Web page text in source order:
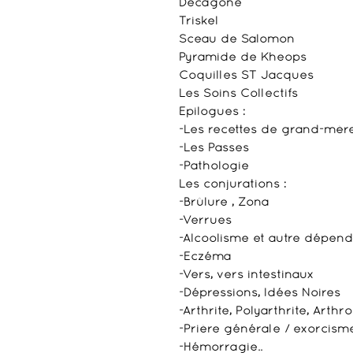
Décagone
Triskel
Sceau de Salomon
Pyramide de Kheops
Coquilles ST Jacques
Les Soins Collectifs
Epilogues :
-Les recettes de grand-
-Les Passes
-Pathologie
Les conjurations :
-Brûlure , Zona
-Verrues
-Alcoolisme et autre
-Eczéma
-Vers, vers intestinaux
-Dépressions, Idées Noires
-Arthrite, Polyarthrite,
-Prière générale /
-Hémorragie..